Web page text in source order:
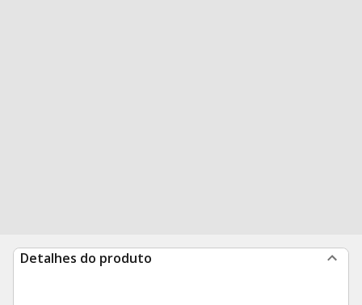
Detalhes do produto